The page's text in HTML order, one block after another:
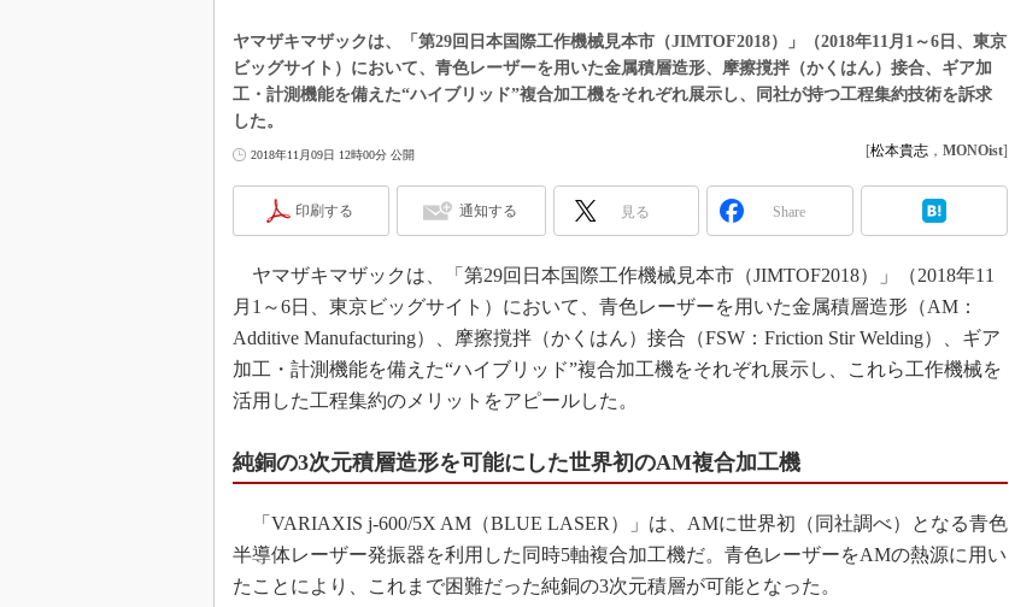
EdgeTech+
日本ものづくりワールド
車載ソフト開発
ISO26262
S＆OP
インダストリー4.0
イノベーション
製造業ビッグデータ
メイドインジャパン
知財マネジメント
グローバル設計・開発
制御セキュリティ
ヤマザキマザックは、「第29回日本国際工作機械見本市（JIMTOF2018）」（2018年11月1～6日、東京
ビッグサイト）において、青色レーザーを用いた金属積層造形、摩擦撹拌（かくはん）接合、ギア加
工・計測機能を備えた“ハイブリッド”複合加工機をそれぞれ展示し、同社が持つ工程集約技術を訴求
した。
2018年11月09日 12時00分 公開 [松本貴志 ， MONOist]
印刷する 通知する 見る Share
ヤマザキマザックは、「第29回日本国際工作機械見本市（JIMTOF2018）」（2018年11
月1～6日、東京ビッグサイト）において、青色レーザーを用いた金属積層造形（AM：
Additive Manufacturing）、摩擦撹拌（かくはん）接合（FSW：Friction Stir Welding）、ギア
加工・計測機能を備えた“ハイブリッド”複合加工機をそれぞれ展示し、これら工作機械を
活用した工程集約のメリットをアピールした。
純銅の3次元積層造形を可能にした世界初のAM複合加工機
「VARIAXIS j-600/5X AM（BLUE LASER）」は、AMに世界初（同社調べ）となる青色
半導体レーザー発振器を利用した同時5軸複合加工機だ。青色レーザーをAMの熱源に用い
たことにより、これまで困難だった純銅の3次元積層が可能となった。